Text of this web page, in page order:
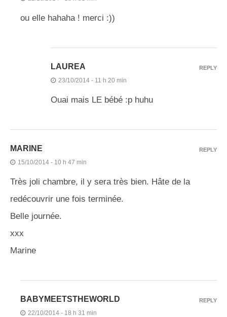
ou elle hahaha ! merci :))
LAUREA
23/10/2014 - 11 h 20 min
Ouai mais LE bébé :p huhu
REPLY
MARINE
15/10/2014 - 10 h 47 min
Très joli chambre, il y sera très bien. Hâte de la
redécouvrir une fois terminée.
Belle journée.
xxx
Marine
REPLY
BABYMEETSTHEWORLD
22/10/2014 - 18 h 31 min
REPLY